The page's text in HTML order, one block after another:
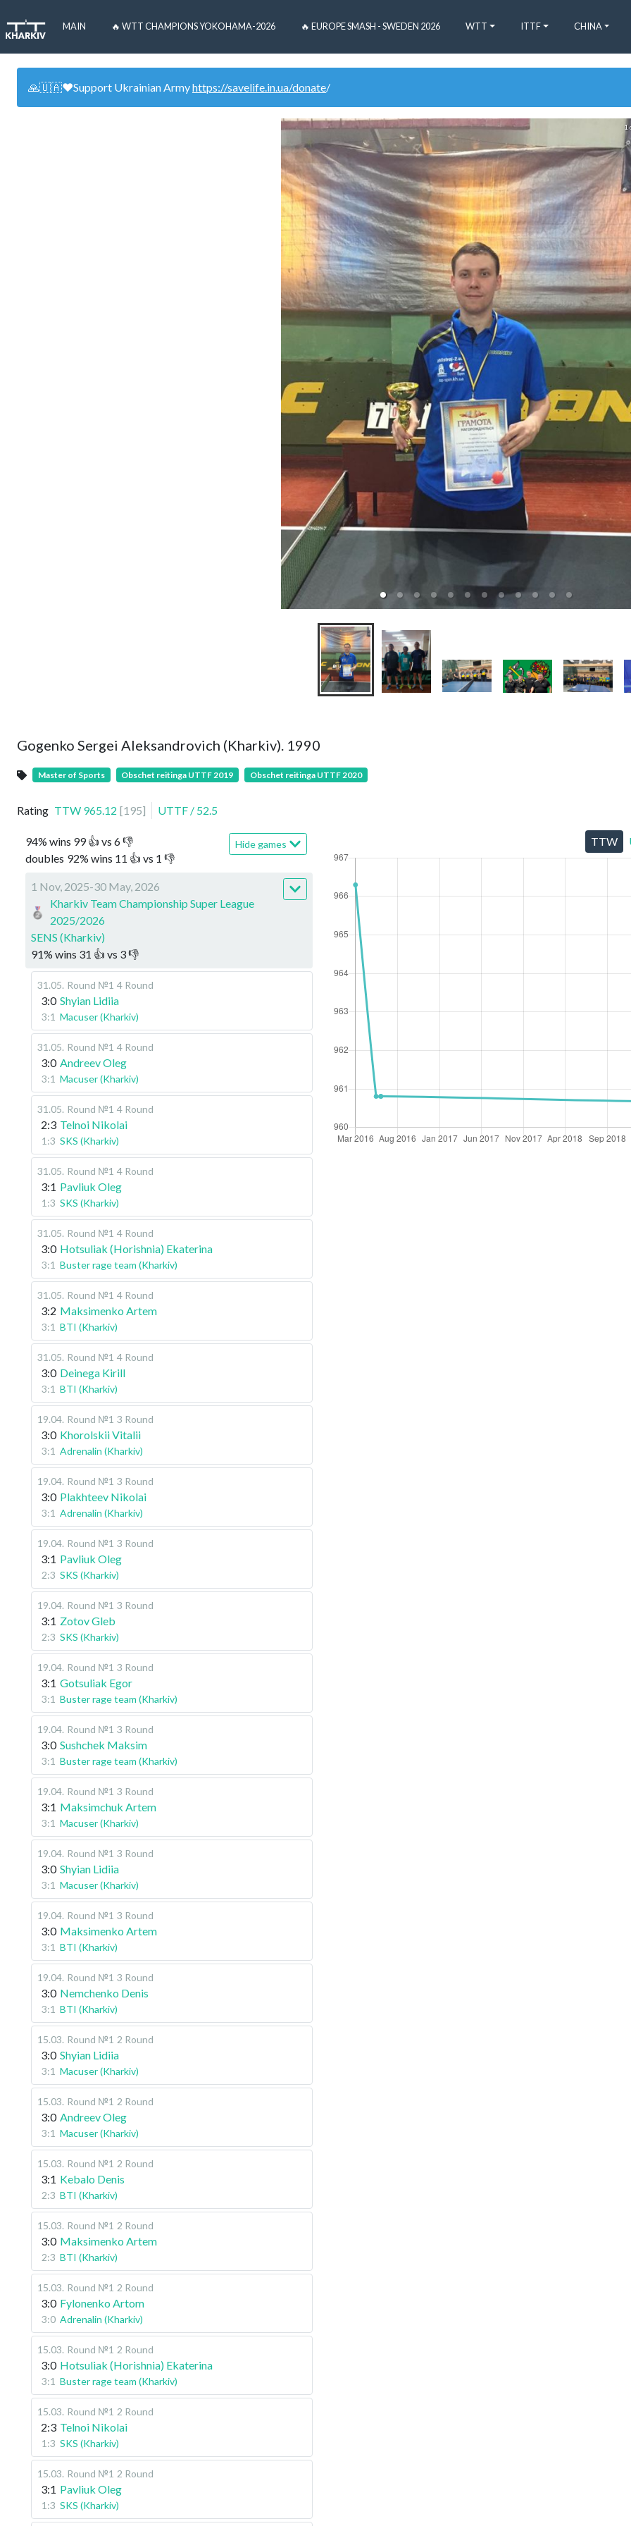
MAIN 🔥 WTT CHAMPIONS YOKOHAMA-2026 🔥 EUROPE SMASH - SWEDEN 2026 WTT ITTF CHINA
🙏🇺🇦❤️Support Ukrainian Armyhttps://savelife.in.ua/donate/
1
Gogenko Sergei Aleksandrovich (Kharkiv). 1990
Master of Sports Obschet reitinga UTTF 2019 Obschet reitinga UTTF 2020
Rating TTW 965.12 [195] UTTF / 52.5
94% wins 99👍 vs 6👎
doubles 92% wins 11 👍 vs 1 👎
Hide games
1 Nov, 2025-30 May, 2026
Kharkiv Team Championship Super League
2025/2026
SENS (Kharkiv)
91% wins 31 👍 vs 3👎
31.05. Round №1 4 Round
3:0 Shyian Lidiia
3:1 Macuser (Kharkiv)
31.05. Round №1 4 Round
3:0 Andreev Oleg
3:1 Macuser (Kharkiv)
31.05. Round №1 4 Round
2:3 Telnoi Nikolai
1:3 SKS (Kharkiv)
31.05. Round №1 4 Round
3:1 Pavliuk Oleg
1:3 SKS (Kharkiv)
31.05. Round №1 4 Round
3:0 Hotsuliak (Horishnia) Ekaterina
3:1 Buster rage team (Kharkiv)
31.05. Round №1 4 Round
3:2 Maksimenko Artem
3:1 BTI (Kharkiv)
31.05. Round №1 4 Round
3:0 Deinega Kirill
3:1 BTI (Kharkiv)
19.04. Round №1 3 Round
3:0 Khorolskii Vitalii
3:1 Adrenalin (Kharkiv)
19.04. Round №1 3 Round
3:0 Plakhteev Nikolai
3:1 Adrenalin (Kharkiv)
19.04. Round №1 3 Round
3:1 Pavliuk Oleg
2:3 SKS (Kharkiv)
19.04. Round №1 3 Round
3:1 Zotov Gleb
2:3 SKS (Kharkiv)
19.04. Round №1 3 Round
3:1 Gotsuliak Egor
3:1 Buster rage team (Kharkiv)
19.04. Round №1 3 Round
3:0 Sushchek Maksim
3:1 Buster rage team (Kharkiv)
19.04. Round №1 3 Round
3:1 Maksimchuk Artem
3:1 Macuser (Kharkiv)
19.04. Round №1 3 Round
3:0 Shyian Lidiia
3:1 Macuser (Kharkiv)
19.04. Round №1 3 Round
3:0 Maksimenko Artem
3:1 BTI (Kharkiv)
19.04. Round №1 3 Round
3:0 Nemchenko Denis
3:1 BTI (Kharkiv)
15.03. Round №1 2 Round
3:0 Shyian Lidiia
3:1 Macuser (Kharkiv)
15.03. Round №1 2 Round
3:0 Andreev Oleg
3:1 Macuser (Kharkiv)
15.03. Round №1 2 Round
3:1 Kebalo Denis
2:3 BTI (Kharkiv)
15.03. Round №1 2 Round
3:0 Maksimenko Artem
2:3 BTI (Kharkiv)
15.03. Round №1 2 Round
3:0 Fylonenko Artom
3:0 Adrenalin (Kharkiv)
15.03. Round №1 2 Round
3:0 Hotsuliak (Horishnia) Ekaterina
3:1 Buster rage team (Kharkiv)
15.03. Round №1 2 Round
2:3 Telnoi Nikolai
1:3 SKS (Kharkiv)
15.03. Round №1 2 Round
3:1 Pavliuk Oleg
1:3 SKS (Kharkiv)
TTW